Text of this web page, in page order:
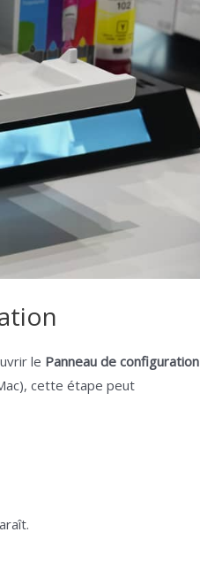
le Panneau de configuration
cette étape peut